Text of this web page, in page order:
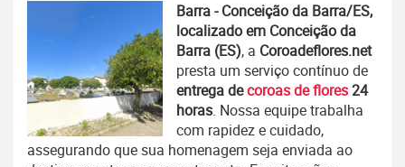
Barra - Conceição da Barra/ES,
localizado em Conceição da
Barra (ES), a Coroadeflores.net
presta um serviço contínuo de
entrega decoroas de flores24
horas. Nossa equipe trabalha
com rapidez e cuidado,
assegurando que sua homenagem seja enviada ao